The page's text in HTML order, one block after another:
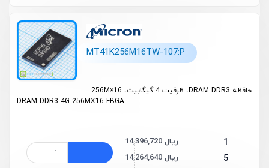
MT41K256M16TW-107:P
حافظه DRAM DDR3، ظرفیت 4 گیگابیت، 256M×16
DRAM DDR3 4G 256MX16 FBGA
1 14,396,720 ریال
5 14,264,640 ریال